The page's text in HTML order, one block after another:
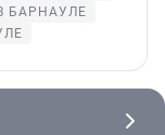
БАРНАУЛЕ